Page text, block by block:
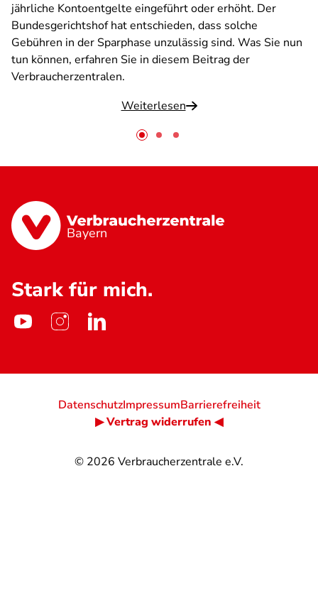
jährliche Kontoentgelte eingeführt oder erhöht. Der
Bundesgerichtshof hat entschieden, dass solche
Gebühren in der Sparphase unzulässig sind. Was Sie nun
tun können, erfahren Sie in diesem Beitrag der
Verbraucherzentralen.
Weiterlesen
Bayern
Stark für mich.
© 2026 Verbraucherzentrale e.V.
DatenschutzImpressumBarrierefreiheit
▶ Vertrag widerrufen ◀